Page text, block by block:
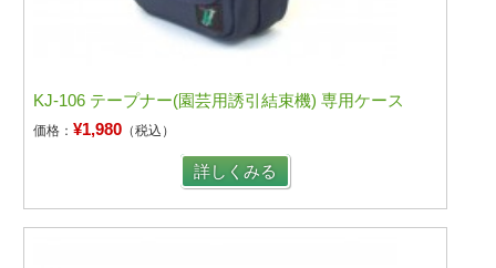
KJ-106 テープナー(園芸用誘引結束機) 専用ケース
価格：¥1,980 （税込）
詳しくみる